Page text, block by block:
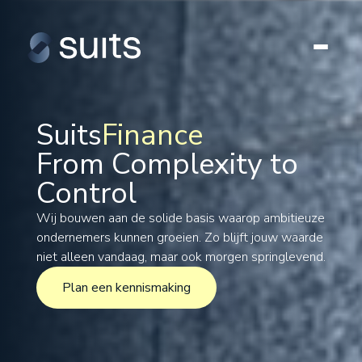
SuitsFinance
Tax
Legal
Formations
International
Projects
From Complexity to
Control
Wij bouwen aan de solide basis waarop ambitieuze
ondernemers kunnen groeien. Zo blijft jouw waarde
niet alleen vandaag, maar ook morgen springlevend.
Plan een kennismaking